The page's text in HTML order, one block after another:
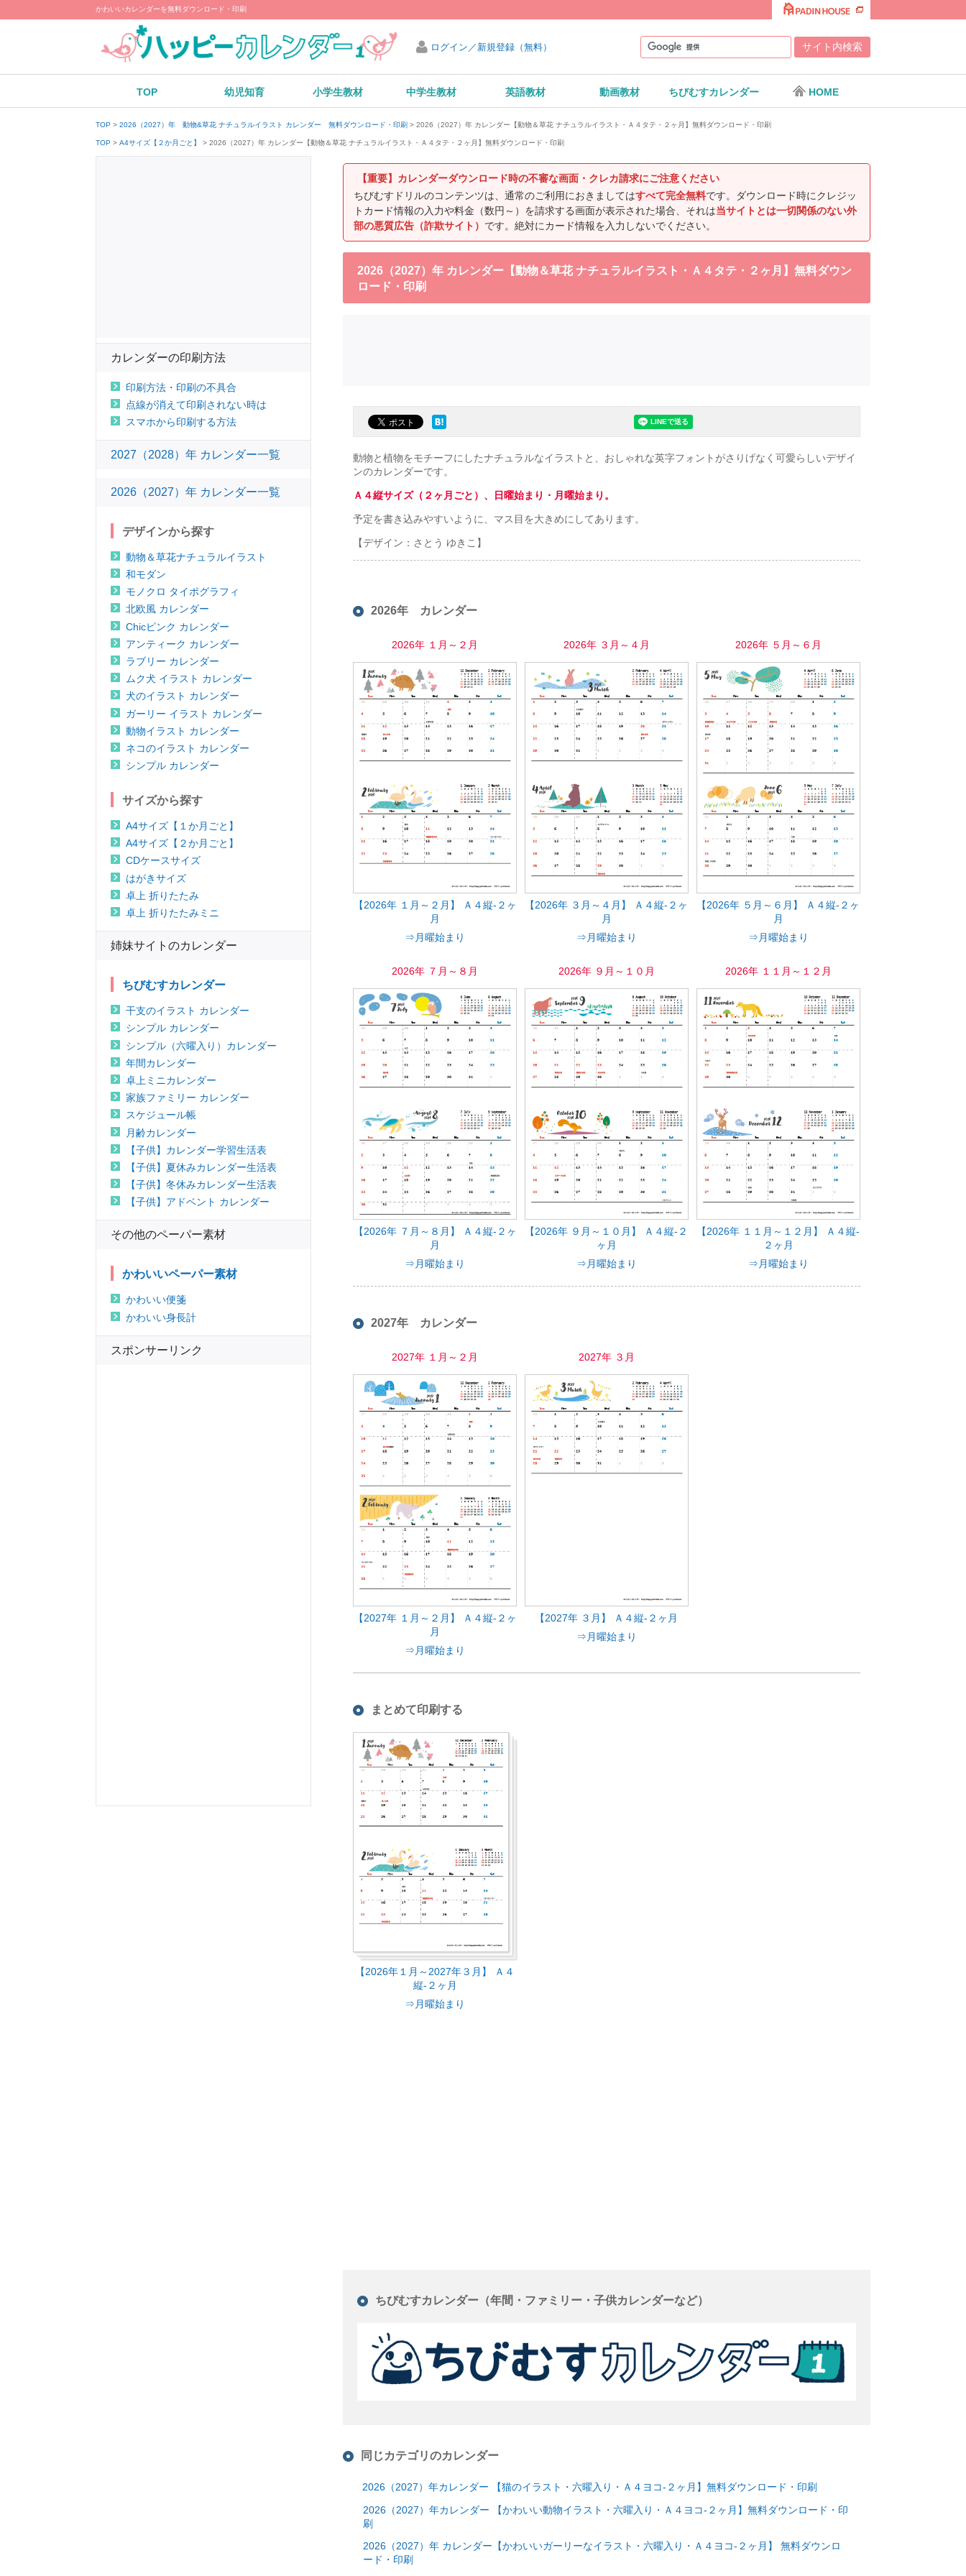
かわいいカレンダーを無料ダウンロード・印刷
ログイン／新規登録（無料）
TOP 幼児知育 小学生教材 中学生教材 英語教材 動画教材 ちびむすカレンダー HOME
TOP 2026（2027）年 動物&草花 ナチュラルイラスト カレンダー 無料ダウンロード・印刷 2026（2027）年 カレンダー【動物＆草花 ナチュラルイラスト・Ａ４タテ・２ヶ月】無料ダウンロード・印刷
TOP A4サイズ【２か月ごと】 2026（2027）年 カレンダー【動物＆草花 ナチュラルイラスト・Ａ４タテ・２ヶ月】無料ダウンロード・印刷
【重要】カレンダーダウンロード時の不審な画面・クレカ請求にご注意ください
ちびむすドリルのコンテンツは、通常のご利用におきましてはすべて完全無料です。ダウンロード時にクレジッ
トカード情報の入力や料金（数円～）を請求する画面が表示された場合、それは当サイトとは一切関係のない外
部の悪質広告（詐欺サイト） です。絶対にカード情報を入力しないでください。
2026（2027）年 カレンダー【動物＆草花 ナチュラルイラスト・Ａ４タテ・２ヶ月】無料ダウン
ロード・印刷
動物と植物をモチーフにしたナチュラルなイラストと、おしゃれな英字フォントがさりげなく可愛らしいデザイ
ンのカレンダーです。
Ａ４縦サイズ（２ヶ月ごと）、日曜始まり・月曜始まり。
予定を書き込みやすいように、マス目を大きめにしてあります。
【デザイン：さとう ゆきこ】
2026年 カレンダー
2026年 １月～２月
【2026年 １月～２月】 Ａ４縦-２ヶ
月
⇒月曜始まり
2026年 ３月～４月
【2026年 ３月～４月】 Ａ４縦-２ヶ
月
⇒月曜始まり
2026年 ５月～６月
【2026年 ５月～６月】 Ａ４縦-２ヶ
月
⇒月曜始まり
2026年 ７月～８月
【2026年 ７月～８月】 Ａ４縦-２ヶ
月
⇒月曜始まり
2026年 ９月～１０月
【2026年 ９月～１０月】 Ａ４縦-２
ヶ月
⇒月曜始まり
2026年 １１月～１２月
【2026年 １１月～１２月】 Ａ４縦-
２ヶ月
⇒月曜始まり
2027年 カレンダー
2027年 １月～２月
【2027年 １月～２月】 Ａ４縦-２ヶ
月
⇒月曜始まり
2027年 ３月
【2027年 ３月】 Ａ４縦-２ヶ月
⇒月曜始まり
まとめて印刷する
【2026年１月～2027年３月】 Ａ４
縦-２ヶ月
⇒月曜始まり
ちびむすカレンダー（年間・ファミリー・子供カレンダーなど）
同じカテゴリのカレンダー
2026（2027）年カレンダー 【猫のイラスト・六曜入り・Ａ４ヨコ-２ヶ月】無料ダウンロード・印刷
2026（2027）年カレンダー 【かわいい動物イラスト・六曜入り・Ａ４ヨコ-２ヶ月】無料ダウンロード・印
刷
2026（2027）年 カレンダー【かわいいガーリーなイラスト・六曜入り・Ａ４ヨコ-２ヶ月】 無料ダウンロ
ード・印刷
カレンダーの印刷方法
印刷方法・印刷の不具合
点線が消えて印刷されない時は
スマホから印刷する方法
2027（2028）年 カレンダー一覧
2026（2027）年 カレンダー一覧
デザインから探す
動物＆草花ナチュラルイラスト
和モダン
モノクロ タイポグラフィ
北欧風 カレンダー
Chicピンク カレンダー
アンティーク カレンダー
ラブリー カレンダー
ムク犬 イラスト カレンダー
犬のイラスト カレンダー
ガーリー イラスト カレンダー
動物イラスト カレンダー
ネコのイラスト カレンダー
シンプル カレンダー
サイズから探す
A4サイズ【１か月ごと】
A4サイズ【２か月ごと】
CDケースサイズ
はがきサイズ
卓上 折りたたみ
卓上 折りたたみミニ
姉妹サイトのカレンダー
ちびむすカレンダー
干支のイラスト カレンダー
シンプル カレンダー
シンプル（六曜入り）カレンダー
年間カレンダー
卓上ミニカレンダー
家族ファミリー カレンダー
スケジュール帳
月齢カレンダー
【子供】カレンダー学習生活表
【子供】夏休みカレンダー生活表
【子供】冬休みカレンダー生活表
【子供】アドベント カレンダー
その他のペーパー素材
かわいいペーパー素材
かわいい便箋
かわいい身長計
スポンサーリンク